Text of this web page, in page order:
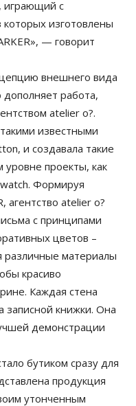
играющий с
изготовлены
— говорит
внешнего вида
работа,
atelier o?.
известными
и создавала такие
проекты, как
Формируя
агентство atelier o?
с принципами
цветов –
различные материалы
красиво
Каждая стена
записной книжки. Она
демонстрации
бутиком сразу для
продукция
утонченным